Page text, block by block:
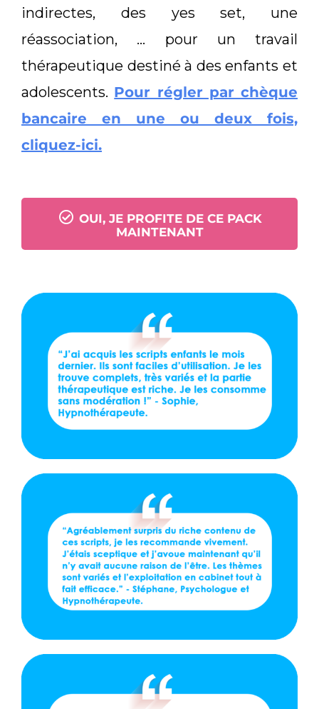
indirectes, des yes set, une
réassociation, … pour un travail
thérapeutique destiné à des enfants et
adolescents. Pour régler par chèque
bancaire en une ou deux fois,
cliquez-ici.
OUI, JE PROFITE DE CE PACK
MAINTENANT